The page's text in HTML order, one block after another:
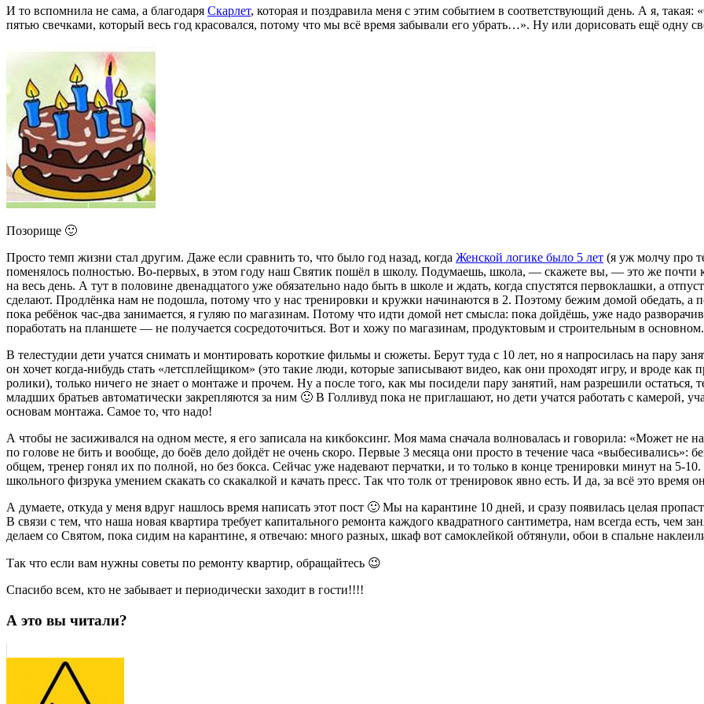
И то вспомнила не сама, а благодаря Скарлет, которая и поздравила меня с этим событием в соответствующий день. А я,
пятью свечками, который весь год красовался, потому что мы всё время забывали его убрать…». Ну или дорисовать ещё одну
Позорище 🙂
Просто темп жизни стал другим. Даже если сравнить то, что было год назад, когда Женской логике было 5 лет (я уж молчу про
поменялось полностью. Во-первых, в этом году наш Святик пошёл в школу. Подумаешь, школа, — скажете вы, — это же почти
на весь день. А тут в половине двенадцатого уже обязательно надо быть в школе и ждать, когда спустятся первоклашки, а
сделают. Продлёнка нам не подошла, потому что у нас тренировки и кружки начинаются в 2. Поэтому бежим домой обедать, а
пока ребёнок час-два занимается, я гуляю по магазинам. Потому что идти домой нет смысла: пока дойдёшь, уже надо
поработать на планшете — не получается сосредоточиться. Вот и хожу по магазинам, продуктовым и строительным в основном.
В телестудии дети учатся снимать и монтировать короткие фильмы и сюжеты. Берут туда с 10 лет, но я напросилась на пару
он хочет когда-нибудь стать «летсплейщиком» (это такие люди, которые записывают видео, как они проходят игру, и вроде
ролики), только ничего не знает о монтаже и прочем. Ну а после того, как мы посидели пару занятий, нам разрешили
младших братьев автоматически закрепляются за ним 🙂 В Голливуд пока не приглашают, но дети учатся работать с камерой,
основам монтажа. Самое то, что надо!
А чтобы не засиживался на одном месте, я его записала на кикбоксинг. Моя мама сначала волновалась и говорила: «Может не
по голове не бить и вообще, до боёв дело дойдёт не очень скоро. Первые 3 месяца они просто в течение часа
общем, тренер гонял их по полной, но без бокса. Сейчас уже надевают перчатки, и то только в конце тренировки минут на 5-
школьного физрука умением скакать со скакалкой и качать пресс. Так что толк от тренировок явно есть. И да, за всё это время
А думаете, откуда у меня вдруг нашлось время написать этот пост 🙂 Мы на карантине 10 дней, и сразу появилась целая
В связи с тем, что наша новая квартира требует капитального ремонта каждого квадратного сантиметра, нам всегда есть, чем
делаем со Святом, пока сидим на карантине, я отвечаю: много разных, шкаф вот самоклейкой обтянули, обои в спальне
Так что если вам нужны советы по ремонту квартир, обращайтесь 😉
Спасибо всем, кто не забывает и периодически заходит в гости!!!!
А это вы читали?